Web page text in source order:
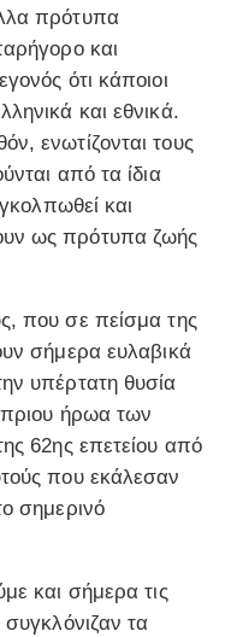
πρότυπα
και
ότι κάποιοι
και εθνικά.
ενωτίζονται τους
από τα ίδια
και
ως πρότυπα ζωής
που σε πείσμα της
σήμερα ευλαβικά
υπέρτατη θυσία
ήρωα των
62ης επετείου από
που εκάλεσαν
σημερινό
και σήμερα τις
τα